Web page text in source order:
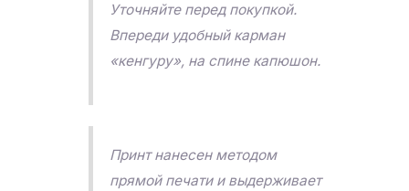
Уточняйте перед покупкой.
Впереди удобный карман
«кенгуру», на спине капюшон.
Принт нанесен методом
прямой печати и выдерживает